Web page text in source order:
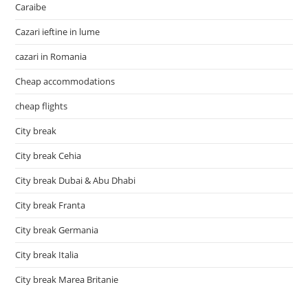
Caraibe
Cazari ieftine in lume
cazari in Romania
Cheap accommodations
cheap flights
City break
City break Cehia
City break Dubai & Abu Dhabi
City break Franta
City break Germania
City break Italia
City break Marea Britanie